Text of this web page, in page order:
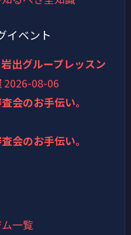
イベント
出グループレッスン
2026-08-06
会のお手伝い。
会のお手伝い。
一覧